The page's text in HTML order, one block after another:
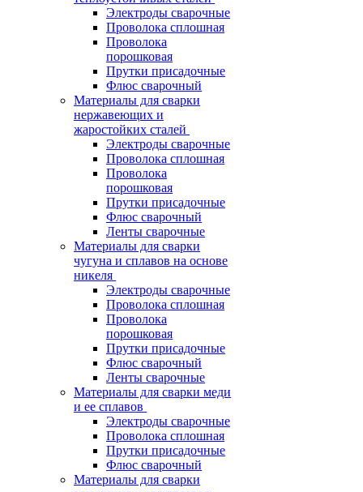
Электроды сварочные
Проволока сплошная
Проволока
порошковая
Прутки присадочные
Флюс сварочный
Материалы для сварки
нержавеющих и
жаростойких сталей
Электроды сварочные
Проволока сплошная
Проволока
порошковая
Прутки присадочные
Флюс сварочный
Ленты сварочные
Материалы для сварки
чугуна и сплавов на основе
никеля
Электроды сварочные
Проволока сплошная
Проволока
порошковая
Прутки присадочные
Флюс сварочный
Ленты сварочные
Материалы для сварки меди
и ее сплавов
Электроды сварочные
Проволока сплошная
Прутки присадочные
Флюс сварочный
Материалы для сварки